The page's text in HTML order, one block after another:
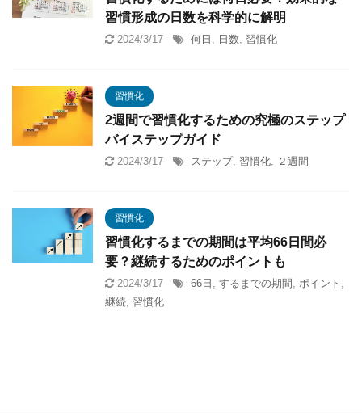
習慣形成の日数を科学的に解明
2024/3/17 何日 , 日数, 習慣化
習慣化
2週間で習慣化するための究極のステップ
バイステップガイド
2024/3/17 ステップ, 習慣化, ２週間
習慣化
習慣化するまでの期間は平均66日間必
要？継続するためのポイントも
2024/3/17 66日 , するまでの期間 , ポイント ,
継続, 習慣化